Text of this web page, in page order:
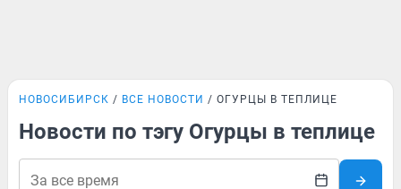
НОВОСИБИРСК ВСЕ НОВОСТИ ОГУРЦЫ В ТЕПЛИЦЕ
Новости по тэгу Огурцы в теплице